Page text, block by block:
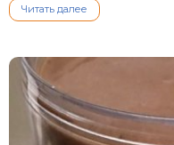
Читать далее